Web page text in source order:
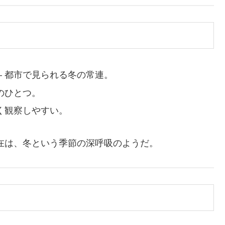
市で見られる冬の常連。
とつ。
察しやすい。
、冬という季節の深呼吸のようだ。